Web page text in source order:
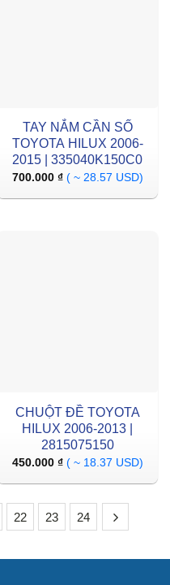
TAY NẮM CẦN SỐ
TOYOTA HILUX 2006-
2015 | 335040K150C0
700.000 ₫ ( ~ 28.57 USD)
CHUỘT ĐỀ TOYOTA
HILUX 2006-2013 |
2815075150
450.000 ₫ ( ~ 18.37 USD)
22 23 24